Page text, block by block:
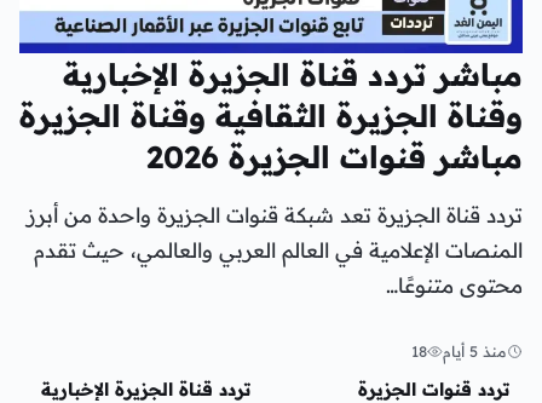
مباشر تردد قناة الجزيرة الإخبارية
وقناة الجزيرة الثقافية وقناة الجزيرة
مباشر قنوات الجزيرة 2026
تردد قناة الجزيرة تعد شبكة قنوات الجزيرة واحدة من أبرز
المنصات الإعلامية في العالم العربي والعالمي، حيث تقدم
محتوى متنوعًا…
منذ 5 أيام 18
منوعات
تردد قنوات الجزيرة
منوعات
تردد قناة الجزيرة الإخبارية